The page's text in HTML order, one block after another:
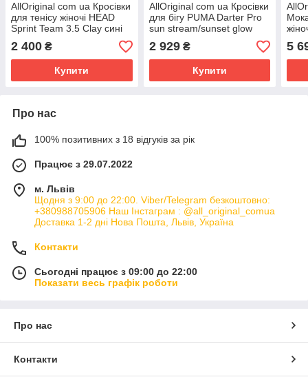
AllOriginal com ua Кросівки
для тенісу жіночі HEAD
Sprint Team 3.5 Clay сині
274312 РОЗМІРИ
ЗАПИТУЙТЕ
2 400 ₴
Купити
AllOriginal com ua Кросівки
для бігу PUMA Darter Pro
sun stream/sunset glow
РОЗМІРИ ЗАПИТУЙТЕ
2 929₴
Купити
5
Про нас
100% позитивних з 18 відгуків за рік
Працює з 29.07.2022
м. Львів
Щодня з 9:00 до 22:00. Viber/Telegram безкоштовно:
+380988705906 Наш Інстаграм : @all_original_comua
Доставка 1-2 дні Нова Пошта, Львів, Україна
Контакти
Сьогодні працює з 09:00 до 22:00
Показати весь графік роботи
Про нас
Контакти